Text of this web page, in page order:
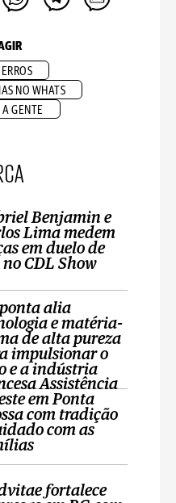
NO WHATS
A GENTE
Benjamin e
Lima medem
em duelo de
no CDL Show
alia
e matéria-
de alta pureza
impulsionar o
e a indústria
Assistência
em Ponta
com tradição
com as
fortalece